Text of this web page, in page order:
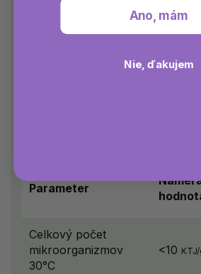
meraní
testujeme na čistotu v
Parameter
Celkový počet
mikroorganizmov
30°C
<10
Ano, mám
Nie, ďakujem